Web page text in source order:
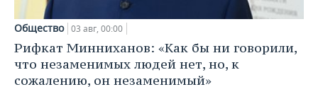
Общество 03 авг, 00:00
Рифкат Минниханов: «Как бы ни говорили,
что незаменимых людей нет, но, к
сожалению, он незаменимый»